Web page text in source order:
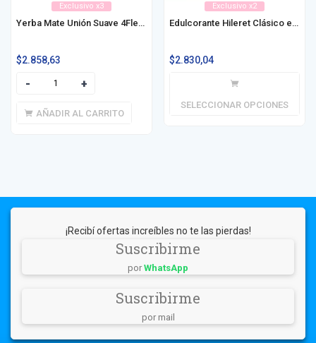
Exclusivo x3
Yerba Mate Unión Suave 4Flex 500g
$2.858,63
AÑADIR AL CARRITO
Exclusivo x2
Edulcorante Hileret Clásico en Sobre 50u / 100u
$2.830,04
SELECCIONAR OPCIONES
¡Recibí ofertas increíbles no te las pierdas!
Suscribirme
por WhatsApp
Suscribirme
por mail